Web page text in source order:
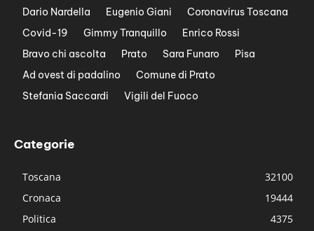
Dario Nardella
Eugenio Giani
Coronavirus Toscana
Covid-19
Gimmy Tranquillo
Enrico Rossi
Bravo chi ascolta
Prato Sara Funaro
Pisa
Ad ovest di padalino
Comune di Prato
Stefania Saccardi
Vigili del Fuoco
Categorie
Toscana
32100
Cronaca
19444
Politica
4375